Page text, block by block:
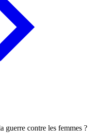
guerre contre les femmes ?